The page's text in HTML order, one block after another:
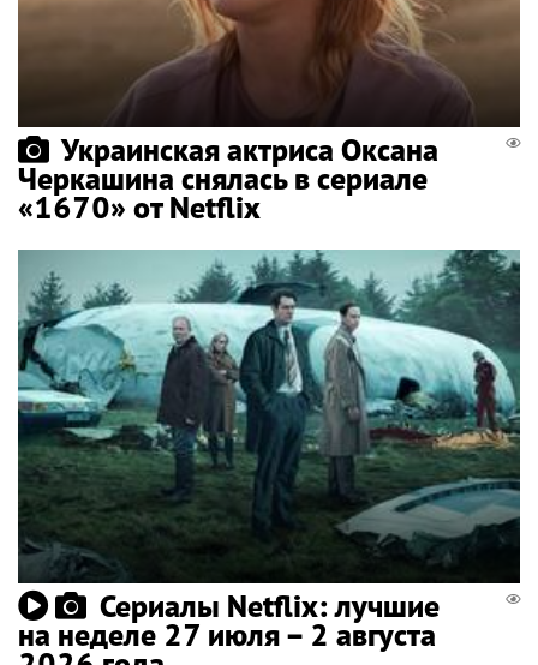
Украинская актриса Оксана
Черкашина снялась в сериале
«1670» от Netflix
Сериалы Netflix: лучшие
на неделе 27 июля – 2 августа